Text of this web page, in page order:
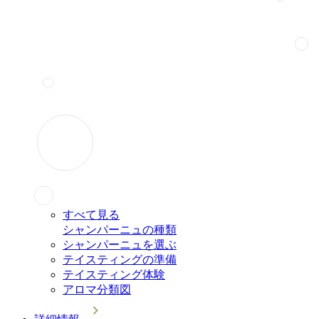
すべて見る
シャンパーニュの種類
シャンパーニュを選ぶ
テイスティングの準備
テイスティング体験
アロマ分類図